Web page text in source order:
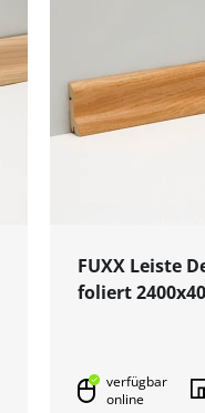
FUXX Leiste
foliert
verfügbar
online